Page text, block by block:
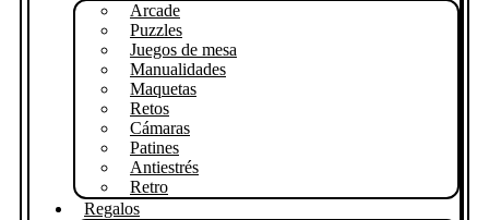
Arcade
Puzzles
Juegos de mesa
Manualidades
Maquetas
Retos
Cámaras
Patines
Antiestrés
Retro
Regalos